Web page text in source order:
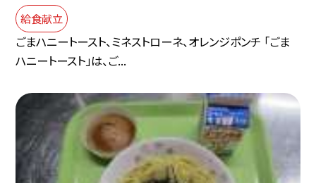
給食献立
ごまハニートースト、ミネストローネ、オレンジポンチ 「ごま
ハニートースト」は、ご...